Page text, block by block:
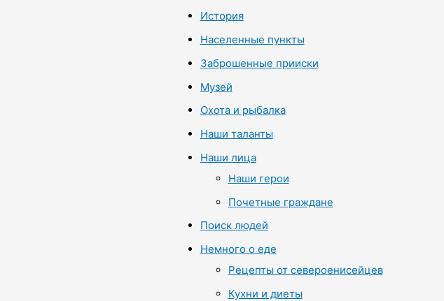
История
Населенные пункты
Заброшенные прииски
Музей
Охота и рыбалка
Наши таланты
Наши лица
Наши герои
Почетные граждане
Поиск людей
Немного о еде
Рецепты от североенисейцев
Кухни и диеты